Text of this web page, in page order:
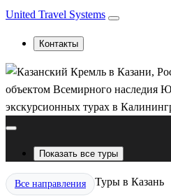
United Travel Systems
Контакты
Показать все туры
Все направления Туры в Казань